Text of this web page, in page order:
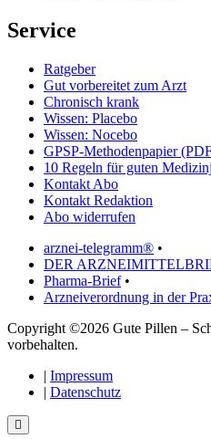
Service
Ratgeber
Gut vorbereitet zum Arzt
Chronisch krank
Wissen: Placebo
Wissen: Nocebo
GPSP-Methodenpapier
10 Regeln für guten
Kontakt Abo
Kontakt Redaktion
Abo widerrufen
arznei-telegramm® •
DER
Pharma-Brief•
Arzneiverordnung in der
Copyright ©2026 Gute Pillen –
vorbehalten.
| Impressum
| Datenschutz